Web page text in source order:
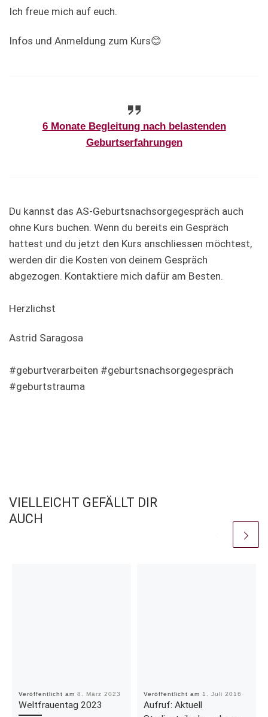
Ich freue mich auf euch.
Infos und Anmeldung zum Kurs😊
6 Monate Begleitung nach belastenden
Geburtserfahrungen
Du kannst das AS-Geburtsnachsorgegespräch auch
ohne Kurs buchen. Wenn du bereits ein Gespräch
hattest und du jetzt den Kurs anschliessen möchtest,
werden dir die Kosten von deinem Gespräch
abgezogen. Kontaktiere mich dafür am Besten.
Herzlichst
Astrid Saragosa
#geburtverarbeiten #geburtsnachsorgegespräch
#geburtstrauma
VIELLEICHT GEFÄLLT DIR
AUCH
Veröffentlicht am8. März 2023
Weltfrauentag 2023
Veröffentlicht am 1. Juli 2016
Aufruf: Aktuell